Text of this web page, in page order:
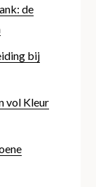
de
bij
vol Kleur